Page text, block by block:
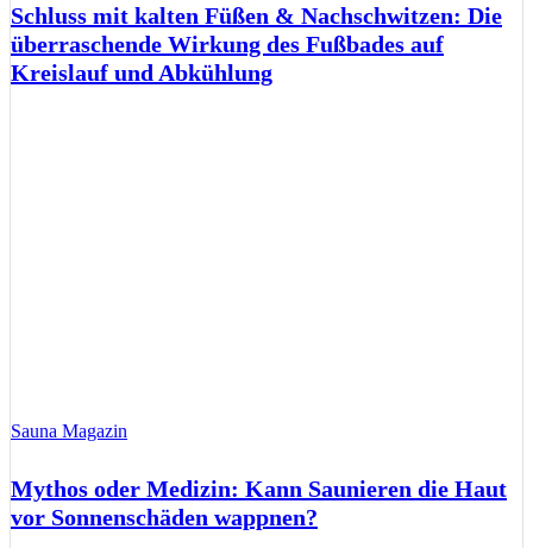
Schluss mit kalten Füßen & Nachschwitzen: Die
überraschende Wirkung des Fußbades auf
Kreislauf und Abkühlung
Sauna Magazin
Mythos oder Medizin: Kann Saunieren die Haut
vor Sonnenschäden wappnen?